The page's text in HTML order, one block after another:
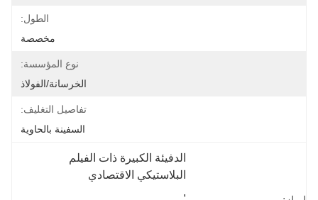
الطول:
مخصصة
نوع المؤسسة:
الخرسانة/الفولاذ
تفاصيل التغليف:
السفينة بالحاوية
البلاستيكي الاقتصادي
,